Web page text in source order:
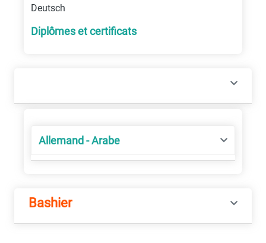
Deutsch
Diplômes et certificats
Allemand - Arabe
Bashier